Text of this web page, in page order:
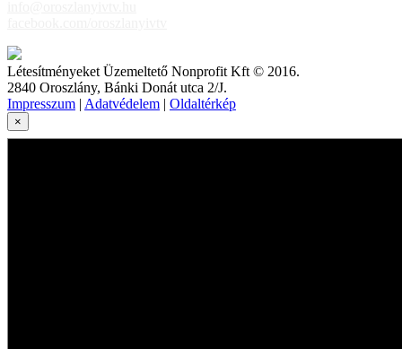
Létesítményeket Üzemeltető Nonprofit Kft © 2016.
2840 Oroszlány, Bánki Donát utca 2/J.
Impresszum | Adatvédelem | Oldaltérkép
×